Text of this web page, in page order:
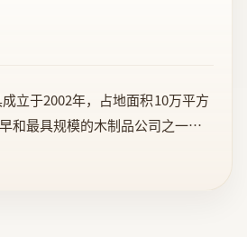
立于2002年，占地面积10万平方
和最具规模的木制品公司之一。